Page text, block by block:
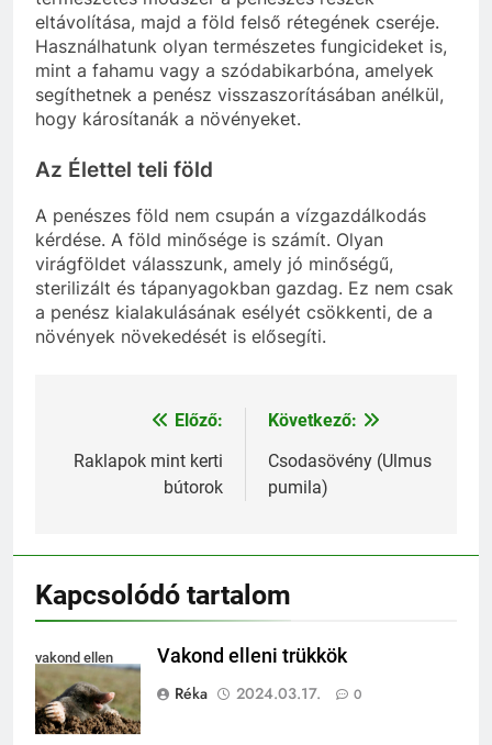
eltávolítása, majd a föld felső rétegének cseréje.
Használhatunk olyan természetes fungicideket is,
mint a fahamu vagy a szódabikarbóna, amelyek
segíthetnek a penész visszaszorításában anélkül,
hogy károsítanák a növényeket.
Az Élettel teli föld
A penészes föld nem csupán a vízgazdálkodás
kérdése. A föld minősége is számít. Olyan
virágföldet válasszunk, amely jó minőségű,
sterilizált és tápanyagokban gazdag. Ez nem csak
a penész kialakulásának esélyét csökkenti, de a
növények növekedését is elősegíti.
Bejegyzés
navigáció
Előző:
Raklapok mint kerti
bútorok
Következő:
Csodasövény (Ulmus
pumila)
Kapcsolódó tartalom
vakond ellen
Vakond elleni trükkök
Réka
2024.03.17. 0